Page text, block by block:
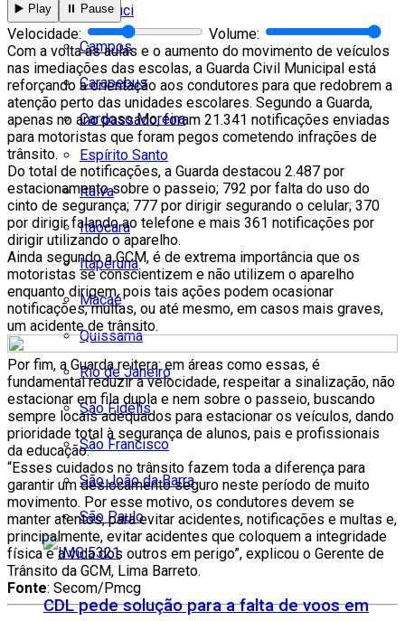
Cambuci
Campos
Carapebus
Cardoso Moreira
Espírito Santo
Italva
Itaocara
Itaperuna
Macaé
Quissamã
Rio de Janeiro
São Fidélis
São Francisco
São João da Barra
São Paulo
CDL pede solução para a falta de voos em
▶️ Play ⏸️ Pause
Velocidade:
Volume:
Com a volta às aulas e o aumento do movimento de veículos
nas imediações das escolas, a Guarda Civil Municipal está
reforçando a orientação aos condutores para que redobrem a
atenção perto das unidades escolares. Segundo a Guarda,
apenas no ano passado, foram 21.341 notificações enviadas
para motoristas que foram pegos cometendo infrações de
trânsito.
Do total de notificações, a Guarda destacou 2.487 por
estacionamento sobre o passeio; 792 por falta do uso do
cinto de segurança; 777 por dirigir segurando o celular; 370
por dirigir falando ao telefone e mais 361 notificações por
dirigir utilizando o aparelho.
Ainda segundo a GCM, é de extrema importância que os
motoristas se conscientizem e não utilizem o aparelho
enquanto dirigem, pois tais ações podem ocasionar
notificações, multas, ou até mesmo, em casos mais graves,
um acidente de trânsito.
Por fim, a Guarda reitera: em áreas como essas, é
fundamental reduzir a velocidade, respeitar a sinalização, não
estacionar em fila dupla e nem sobre o passeio, buscando
sempre locais adequados para estacionar os veículos, dando
prioridade total à segurança de alunos, pais e profissionais
da educação:
“Esses cuidados no trânsito fazem toda a diferença para
garantir um deslocamento seguro neste período de muito
movimento. Por esse motivo, os condutores devem se
manter atentos, para evitar acidentes, notificações e multas e,
principalmente, evitar acidentes que coloquem a integridade
física e a vida dos outros em perigo”, explicou o Gerente de
Trânsito da GCM, Lima Barreto.
Fonte: Secom/Pmcg